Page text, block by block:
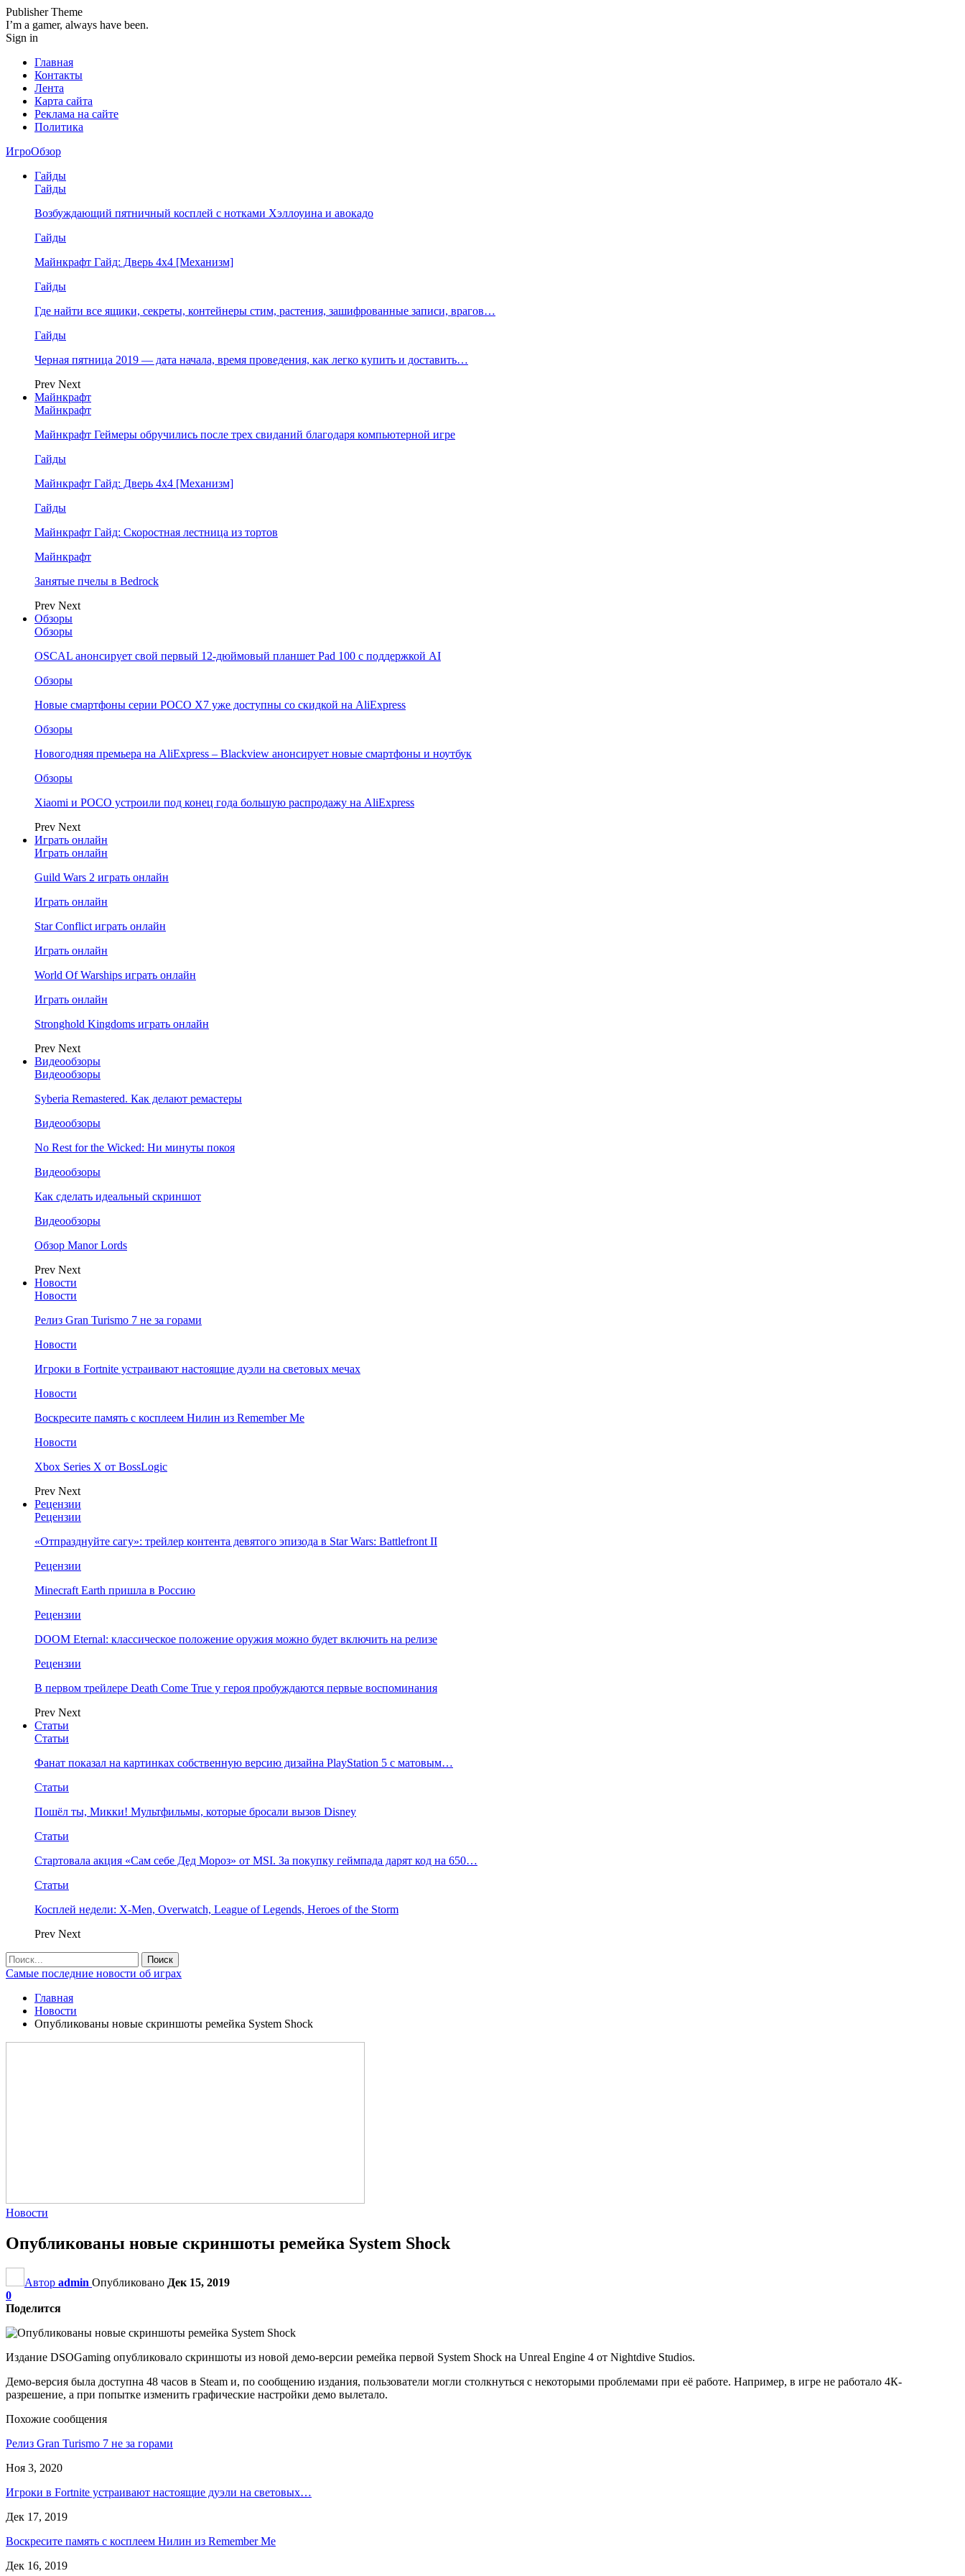
Publisher Theme
I’m a gamer, always have been.
Sign in
Главная
Контакты
Лента
Карта сайта
Реклама на сайте
Политика
ИгроОбзор
Гайды
Гайды
Возбуждающий пятничный косплей с нотками Хэллоуина и авокадо
Гайды
Майнкрафт Гайд: Дверь 4х4 [Механизм]
Гайды
Где найти все ящики, секреты, контейнеры стим, растения, зашифрованные записи, врагов…
Гайды
Черная пятница 2019 — дата начала, время проведения, как легко купить и доставить…
Prev Next
Майнкрафт
Майнкрафт
Майнкрафт Геймеры обручились после трех свиданий благодаря компьютерной игре
Гайды
Майнкрафт Гайд: Дверь 4х4 [Механизм]
Гайды
Майнкрафт Гайд: Скоростная лестница из тортов
Майнкрафт
Занятые пчелы в Bedrock
Prev Next
Обзоры
Обзоры
OSCAL анонсирует свой первый 12-дюймовый планшет Pad 100 с поддержкой AI
Обзоры
Новые смартфоны серии POCO X7 уже доступны со скидкой на AliExpress
Обзоры
Новогодняя премьера на AliExpress – Blackview анонсирует новые смартфоны и ноутбук
Обзоры
Xiaomi и POCO устроили под конец года большую распродажу на AliExpress
Prev Next
Играть онлайн
Играть онлайн
Guild Wars 2 играть онлайн
Играть онлайн
Star Conflict играть онлайн
Играть онлайн
World Of Warships играть онлайн
Играть онлайн
Stronghold Kingdoms играть онлайн
Prev Next
Видеообзоры
Видеообзоры
Syberia Remastered. Как делают ремастеры
Видеообзоры
No Rest for the Wicked: Ни минуты покоя
Видеообзоры
Как сделать идеальный скриншот
Видеообзоры
Обзор Manor Lords
Prev Next
Новости
Новости
Релиз Gran Turismo 7 не за горами
Новости
Игроки в Fortnite устраивают настоящие дуэли на световых мечах
Новости
Воскресите память с косплеем Нилин из Remember Me
Новости
Xbox Series X от BossLogic
Prev Next
Рецензии
Рецензии
«Отпразднуйте сагу»: трейлер контента девятого эпизода в Star Wars: Battlefront II
Рецензии
Minecraft Earth пришла в Россию
Рецензии
DOOM Eternal: классическое положение оружия можно будет включить на релизе
Рецензии
В первом трейлере Death Come True у героя пробуждаются первые воспоминания
Prev Next
Статьи
Статьи
Фанат показал на картинках собственную версию дизайна PlayStation 5 с матовым…
Статьи
Пошёл ты, Микки! Мультфильмы, которые бросали вызов Disney
Статьи
Стартовала акция «Сам себе Дед Мороз» от MSI. За покупку геймпада дарят код на 650…
Статьи
Косплей недели: X-Men, Overwatch, League of Legends, Heroes of the Storm
Prev Next
Самые последние новости об играх
Главная
Новости
Опубликованы новые скриншоты ремейка System Shock
Новости
Опубликованы новые скриншоты ремейка System Shock
Автор admin Опубликовано Дек 15, 2019
0
Поделится
Издание DSOGaming опубликовало скриншоты из новой демо-версии ремейка первой System Shock на Unreal Engine 4 от Nightdive Studios.
Демо-версия была доступна 48 часов в Steam и, по сообщению издания, пользователи могли столкнуться с некоторыми проблемами при её работе. Например, в игре не работало 4К-
разрешение, а при попытке изменить графические настройки демо вылетало.
Похожие сообщения
Релиз Gran Turismo 7 не за горами
Ноя 3, 2020
Игроки в Fortnite устраивают настоящие дуэли на световых…
Дек 17, 2019
Воскресите память с косплеем Нилин из Remember Me
Дек 16, 2019